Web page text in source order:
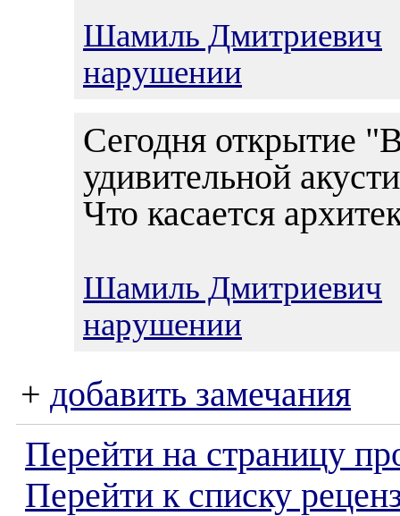
Шамиль Дмитриевич
нарушении
Сегодня открытие
удивительной
Что касается
Шамиль Дмитриевич
нарушении
+ добавить замечания
Перейти на страницу
Перейти к списку